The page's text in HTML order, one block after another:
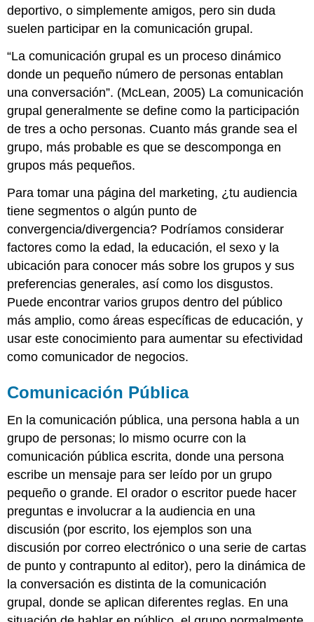
deportivo, o simplemente amigos, pero sin duda
suelen participar en la comunicación grupal.
“La comunicación grupal es un proceso dinámico
donde un pequeño número de personas entablan
una conversación”. (McLean, 2005) La comunicación
grupal generalmente se define como la participación
de tres a ocho personas. Cuanto más grande sea el
grupo, más probable es que se descomponga en
grupos más pequeños.
Para tomar una página del marketing, ¿tu audiencia
tiene segmentos o algún punto de
convergencia/divergencia? Podríamos considerar
factores como la edad, la educación, el sexo y la
ubicación para conocer más sobre los grupos y sus
preferencias generales, así como los disgustos.
Puede encontrar varios grupos dentro del público
más amplio, como áreas específicas de educación, y
usar este conocimiento para aumentar su efectividad
como comunicador de negocios.
Comunicación Pública
En la comunicación pública, una persona habla a un
grupo de personas; lo mismo ocurre con la
comunicación pública escrita, donde una persona
escribe un mensaje para ser leído por un grupo
pequeño o grande. El orador o escritor puede hacer
preguntas e involucrar a la audiencia en una
discusión (por escrito, los ejemplos son una
discusión por correo electrónico o una serie de cartas
de punto y contrapunto al editor), pero la dinámica de
la conversación es distinta de la comunicación
grupal, donde se aplican diferentes reglas. En una